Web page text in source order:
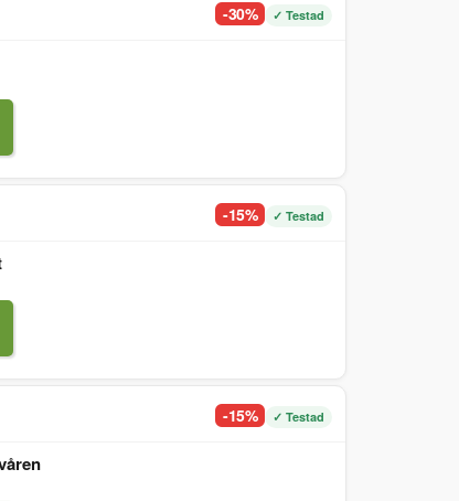
-30% ✓ Testad
-15% ✓ Testad
-15% ✓ Testad